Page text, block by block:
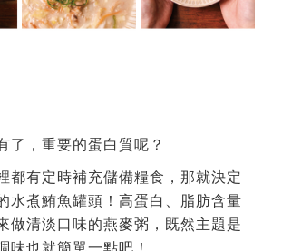
了，重要的蛋白質呢？
都有定時補充儲備糧食，那就決定
水煮鮪魚罐頭！高蛋白、脂肪含量
做清淡口味的燕麥粥，既然主題是
味也就簡單一點吧！